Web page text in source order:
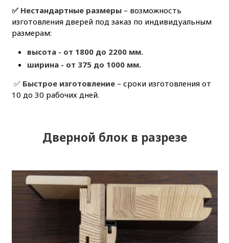
✅ Нестандартные размеры – возможность
изготовления дверей под заказ по индивидуальным
размерам:
высота - от 1800 до 2200 мм.
ширина - от 375 до 1000 мм.
✅ Быстрое изготовление– сроки изготовления от
10 до 30 рабочих дней.
Дверной блок в разрезе